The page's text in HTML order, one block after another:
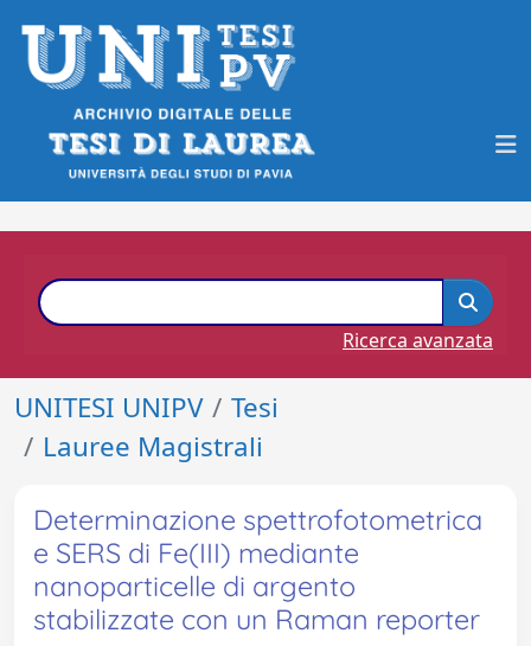
Ricerca avanzata
UNITESI UNIPV
Tesi
Lauree Magistrali
Determinazione spettrofotometrica
e SERS di Fe(III) mediante
nanoparticelle di argento
stabilizzate con un Raman reporter